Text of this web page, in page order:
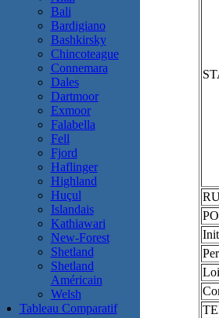
Bali
Bardigiano
Bashkirsky
Chincoteague
Connemara
Dales
Dartmoor
Exmoor
Falabella
Fell
Fjord
Haflinger
Highland
Huçul
Islandais
Kathiawari
New-Forest
Shetland
Shetland
Américain
Welsh
Tableau Comparatif